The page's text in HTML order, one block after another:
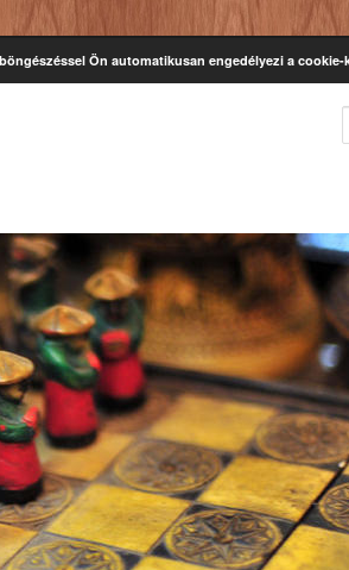
Ön automatikusan engedélyezi a cookie-